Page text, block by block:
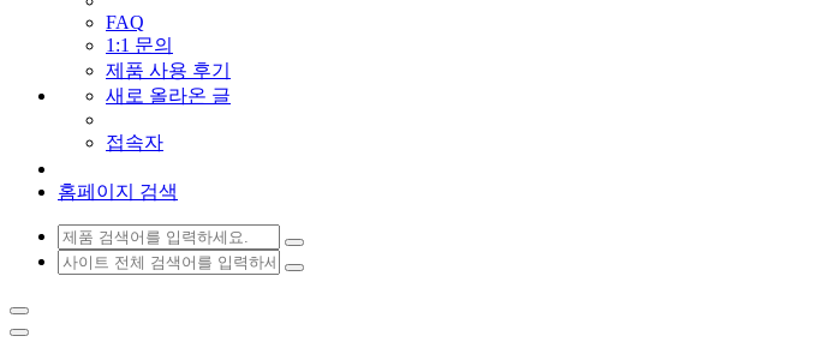
FAQ
1:1 문의
제품 사용 후기
새로 올라온 글
접속자
홈페이지 검색